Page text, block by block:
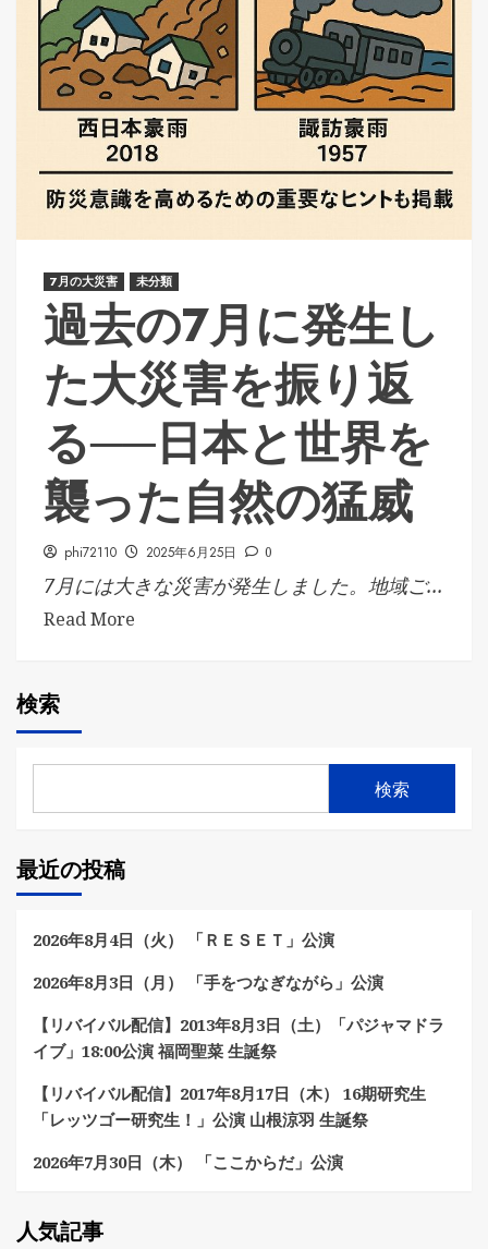
7月の大災害 未分類
過去の7月に発生し
た大災害を振り返
る──日本と世界を
襲った自然の猛威
phi72110 2025年6月25日 0
7月には大きな災害が発生しました。地域ご...
Read More
検索
検索
最近の投稿
2026年8月4日（火） 「ＲＥＳＥＴ」公演
2026年8月3日（月） 「手をつなぎながら」公演
【リバイバル配信】2013年8月3日（土）「パジャマドラ
イブ」18:00公演 福岡聖菜 生誕祭
【リバイバル配信】2017年8月17日（木） 16期研究生
「レッツゴー研究生！」公演 山根涼羽 生誕祭
2026年7月30日（木） 「ここからだ」公演
人気記事